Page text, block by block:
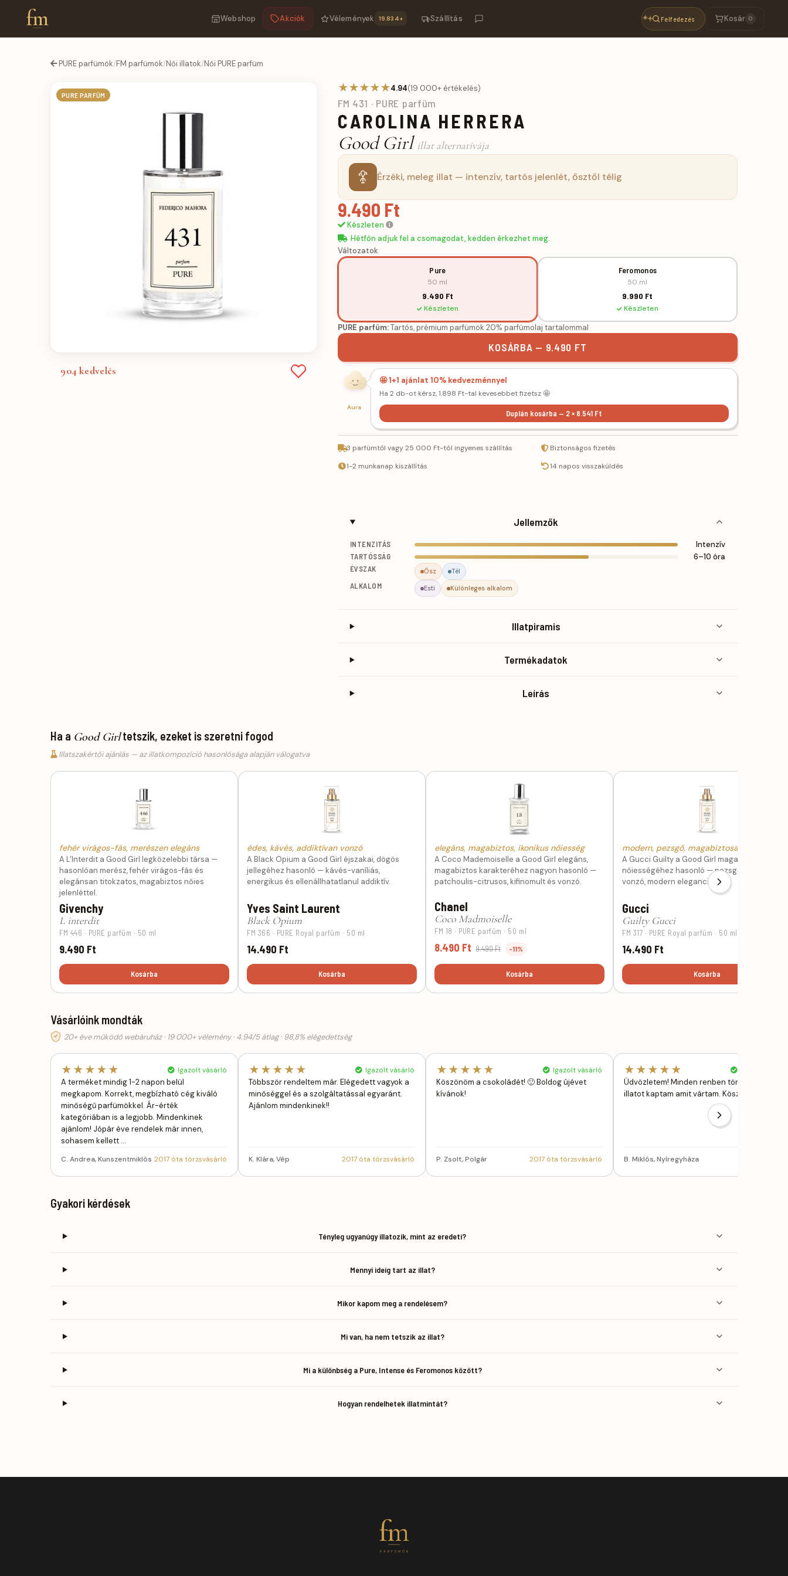
fm Webshop Akciók Vélemények 19.834+ Szállítás Felfedezés Kosár 0
PURE parfümök/FM parfümök/Női illatok/Női PURE parfüm
PURE PARFÜM
904kedvelés
★★★★★4.94(19 000+ értékelés)
FM 431 · PURE parfüm
CAROLINA HERRERA
Good Girl illat alternatívája
Érzéki, meleg illat — intenzív, tartós jelenlét, ősztől télig
9.490 Ft
Készleten
Hétfőn adjuk fel a csomagodat, kedden érkezhet meg.
Változatok
Pure
50 ml
9.490 Ft
Készleten
Feromonos
50 ml
9.990 Ft
Készleten
PURE parfüm:Tartós, prémium parfümök 20% parfümolaj tartalommal
KOSÁRBA — 9.490 FT
Aura
🤩 1+1 ajánlat 10% kedvezménnyel
Ha 2 db-ot kérsz, 1.898 Ft-tal kevesebbet fizetsz 🤩
Duplán kosárba — 2 × 8.541 Ft
3 parfümtől vagy 25 000 Ft-tól ingyenes szállítás
Biztonságos fizetés
1-2 munkanap kiszállítás
14 napos visszaküldés
Jellemzők
INTENZITÁS Intenzív
TARTÓSSÁG 6–10 óra
ÉVSZAK Ősz Tél
ALKALOM Esti Különleges alkalom
Illatpiramis
Termékadatok
Leírás
Ha a Good Girltetszik, ezeket is szeretni fogod
Illatszakértői ajánlás — az illatkompozíció hasonlósága alapján válogatva
fehér virágos-fás, merészen elegáns
A L'Interdit a Good Girl legközelebbi társa —
hasonlóan merész, fehér virágos-fás és
elegánsan titokzatos, magabiztos nőies
jelenléttel.
Givenchy
L interdit
FM 446 · PURE parfüm · 50 ml
9.490 Ft
Kosárba
édes, kávés, addiktívan vonzó
A Black Opium a Good Girl éjszakai, dögös
jellegéhez hasonló — kávés-vaníliás,
energikus és ellenállhatatlanul addiktív.
Yves Saint Laurent
Black Opium
FM 366 · PURE Royal parfüm · 50 ml
14.490 Ft
Kosárba
elegáns, magabiztos, ikonikus nőiesség
A Coco Mademoiselle a Good Girl elegáns,
magabiztos karakteréhez nagyon hasonló —
patchoulis-citrusos, kifinomult és vonzó.
Chanel
Coco Madmoiselle
FM 18 · PURE parfüm · 50 ml
8.490 Ft 9.490 Ft -11%
Kosárba
modern, pezsgő, magabiztosan nőies
A Gucci Guilty a Good Girl magabiztos
nőiességéhez hasonló — pezsgő, fűszeres és
vonzó, modern elegancia.
Gucci
Guilty Gucci
FM 317 · PURE Royal parfüm · 50 ml
14.490 Ft
Kosárba
Vásárlóink mondták
20+ éve működő webáruház · 19 000+ vélemény · 4.94/5 átlag · 98,8% elégedettség
★★★★★ Igazolt vásárló
A terméket mindig 1-2 napon belül
megkapom. Korrekt, megbízható cég kiváló
minőségű parfümökkel. Ár-érték
kategóriában is a legjobb. Mindenkinek
ajánlom! Jópár éve rendelek már innen,
sohasem kellett …
C. Andrea, Kunszentmiklós 2017 óta törzsvásárló
★★★★★ Igazolt vásárló
Többször rendeltem már. Elégedett vagyok a
minőséggel és a szolgáltatással egyaránt.
Ajánlom mindenkinek!!
K. Klára, Vép 2017 óta törzsvásárló
★★★★★ Igazolt vásárló
Köszönöm a csokoládét! 🙂 Boldog újévet
kívánok!
P. Zsolt, Polgár 2017 óta törzsvásárló
★★★★★
Üdvözletem! Minden renben történt,azt az
illatot kaptam amit vártam. Köszönöm: Éva
B. Miklós, Nyíregyháza
Gyakori kérdések
Tényleg ugyanúgy illatozik, mint az eredeti?
Mennyi ideig tart az illat?
Mikor kapom meg a rendelésem?
Mi van, ha nem tetszik az illat?
Mi a különbség a Pure, Intense és Feromonos között?
Hogyan rendelhetek illatmintát?
fm
PARFÜMÖK